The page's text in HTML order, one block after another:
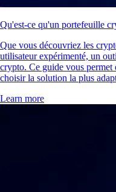
Qu'est-ce qu'un portefeuille
Que vous découvriez les
utilisateur expérimenté, un
crypto. Ce guide vous permet
choisir la solution la plus
Learn more